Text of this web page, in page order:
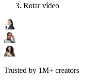
Rotar vídeo
Trusted by 1M+ creators